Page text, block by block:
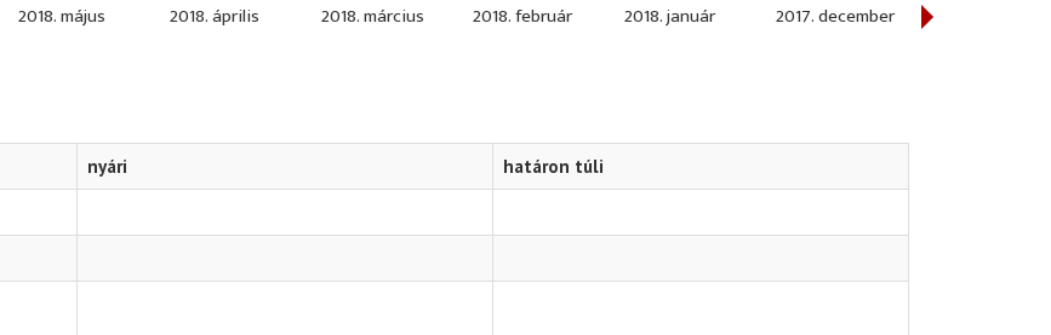
2018. május 2018. április 2018. március 2018. február 2018. január 2017. december 2017. november
nyári
határon túli